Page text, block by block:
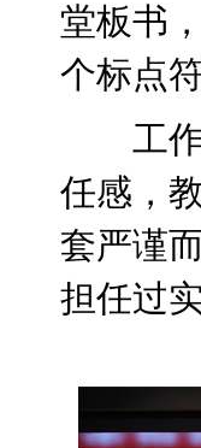
堂板书
个标点
工
任感，
套严谨
担任过